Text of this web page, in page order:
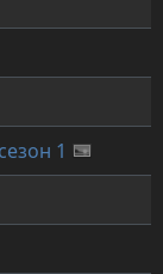
1